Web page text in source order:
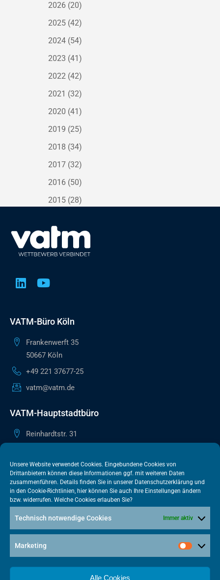
Unsere Website verwendet Cookies. Eingebundene Cookies von
Drittanbietern können diese Informationen ggf. mit weiteren Daten
zusammenführen. Details finden Sie in unserer Datenschutzerklärung und
in den Cookie-Richtlinien, hier können Sie auch Ihre Einstellungen ändern
bzw. widerrufen. Welche Cookies erlauben Sie?
Technisch notwendige Cookies Immer aktiv
Marketing
Alle Cookies
2026 (20)
2025 (42)
2024 (54)
2023 (41)
2022 (42)
2021 (32)
2020 (41)
2019 (25)
2018 (34)
2017 (32)
2016 (50)
2015 (28)
VATM-Büro Köln
Frankenwerft 35
50667 Köln
+49 221 37677-25
vatm@vatm.de
VATM-Hauptstadtbüro
Reinhardtstr. 31
+49 30 505615-38
berlin@vatm.de
VATM-Büro Brüssel